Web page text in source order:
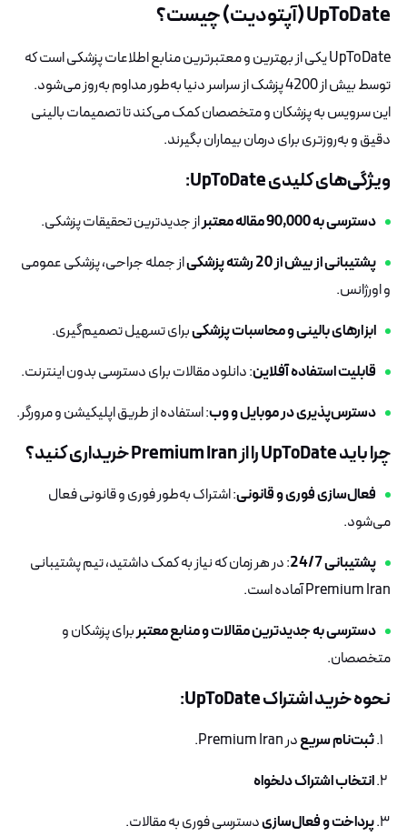
UpToDate (آپتودیت) چیست؟
UpToDate یکی از بهترین و معتبرترین منابع اطلاعات پزشکی است که
توسط بیش از 4200 پزشک از سراسر دنیا به‌طور مداوم به‌روز می‌شود.
این سرویس به پزشکان و متخصصان کمک می‌کند تا تصمیمات بالینی
دقیق و به‌روزتری برای درمان بیماران بگیرند.
ویژگی‌های کلیدی UpToDate :
دسترسی به 90,000 مقاله معتبر
از جدیدترین تحقیقات پزشکی.
پشتیبانی از بیش از 20 رشته پزشکی
از جمله جراحی، پزشکی عمومی
و اورژانس.
ابزارهای بالینی و محاسبات پزشکیبرای تسهیل تصمیم‌گیری.
قابلیت استفاده آفلاین: دانلود مقالات برای دسترسی بدون اینترنت.
دسترس‌پذیری در موبایل و وب: استفاده از طریق اپلیکیشن و مرورگر.
چرا باید UpToDate را از Premium Iran خریداری کنید؟
فعال‌سازی فوری و قانونی: اشتراک به‌طور فوری و قانونی فعال
می‌شود.
پشتیبانی 24/7
: در هر زمان که نیاز به کمک داشتید، تیم پشتیبانی
Premium Iran آماده است.
دسترسی به جدیدترین مقالات و منابع معتبربرای پزشکان و
متخصصان.
نحوه خرید اشتراک UpToDate :
ثبت‌نام سریعدر Premium Iran.
انتخاب اشتراک دلخواه
پرداخت و فعال‌سازیدسترسی فوری به مقالات.